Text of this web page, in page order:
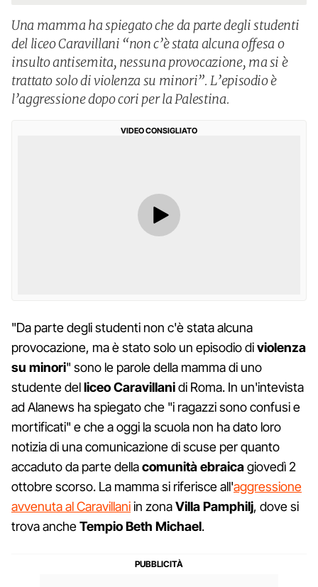
Una mamma ha spiegato che da parte degli studenti
del liceo Caravillani “non c’è stata alcuna offesa o
insulto antisemita, nessuna provocazione, ma si è
trattato solo di violenza su minori”. L’episodio è
l’aggressione dopo cori per la Palestina.
VIDEO CONSIGLIATO
"Da parte degli studenti non c'è stata alcuna
provocazione, ma è stato solo un episodio diviolenza
su minori" sono le parole della mamma di uno
studente delliceo Caravillanidi Roma. In un'intevista
ad Alanews ha spiegato che "i ragazzi sono confusi e
mortificati" e che a oggi la scuola non ha dato loro
notizia di una comunicazione di scuse per quanto
accaduto da parte dellacomunità ebraicagiovedì 2
ottobre scorso. La mamma si riferisce all'aggressione
avvenuta al Caravillaniin zonaVilla Pamphilj, dove si
trova ancheTempio Beth Michael.